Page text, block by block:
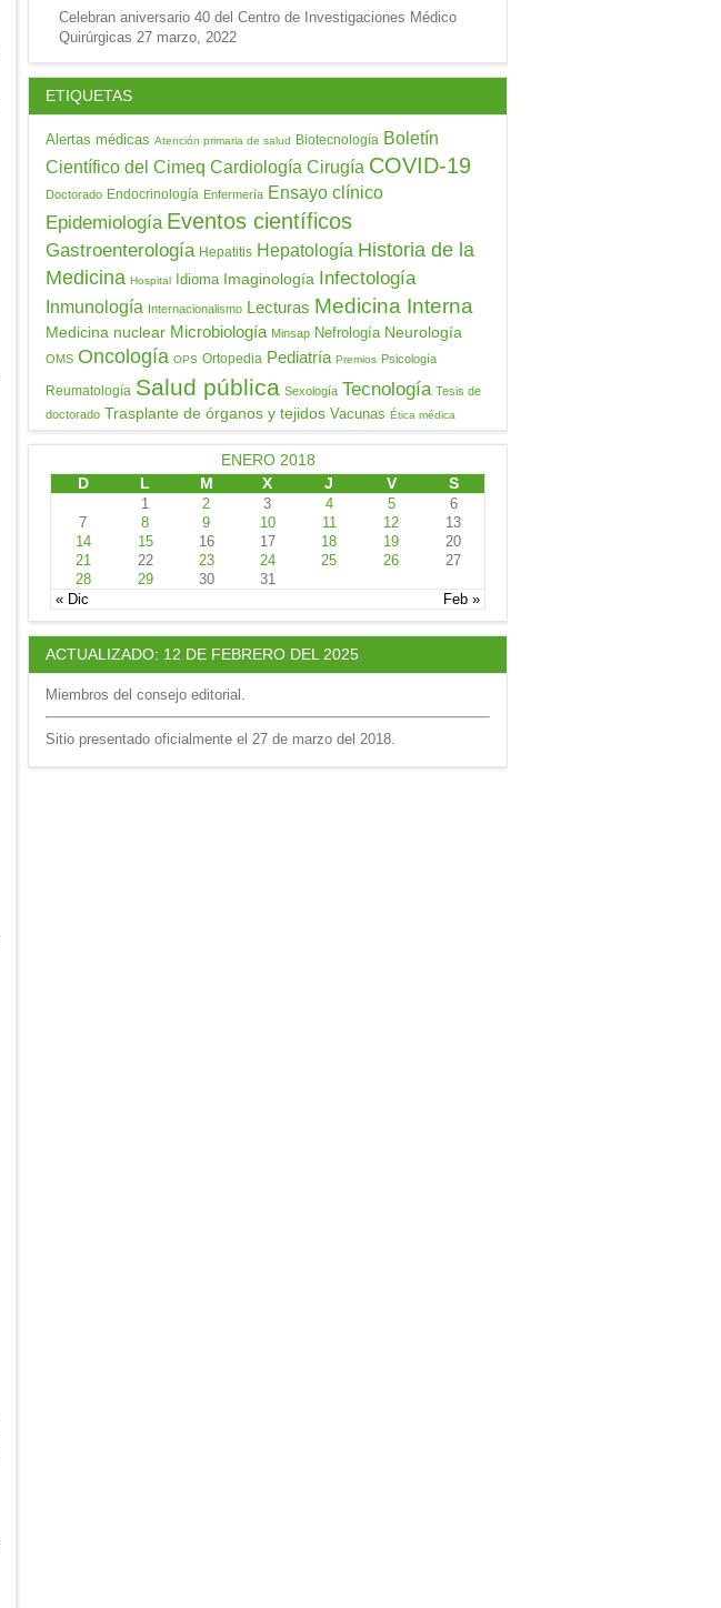
Celebran aniversario 40 del Centro de Investigaciones Médico
Quirúrgicas 27 marzo, 2022
ETIQUETAS
Alertas médicas Atención primaria de salud Biotecnología Boletín
Científico del Cimeq Cardiología Cirugía COVID-19
Doctorado Endocrinología Enfermería Ensayo clínico
Epidemiología Eventos científicos
Gastroenterología Hepatitis Hepatología Historia de la
Medicina Hospital Idioma Imaginología Infectología
Inmunología Internacionalismo Lecturas Medicina Interna
Medicina nuclear Microbiología Minsap Nefrología Neurología
OMS Oncología OPS Ortopedia Pediatría Premios Psicología
Reumatología Salud pública Sexología Tecnología Tesis de
doctorado Trasplante de órganos y tejidos Vacunas Ética médica
ENERO 2018
D
L M X J V S
« Dic Feb »
1 2 3 4 5
6
7
8 9 10 11 12
13
14
15 16 17 18 19
20
21
22 23 24 25 26
27
28
29 30 31
ACTUALIZADO: 12 DE FEBRERO DEL 2025
Miembros del consejo editorial.
Sitio presentado oficialmente el 27 de marzo del 2018.